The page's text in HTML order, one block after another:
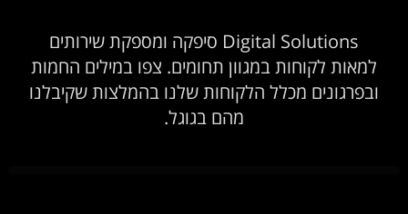
Digital Solutions סיפקה ומספקת שירותים
למאות לקוחות במגוון תחומים. צפו במילים החמות
ובפרגונים מכלל הלקוחות שלנו בהמלצות שקיבלנו
מהם בגוגל.